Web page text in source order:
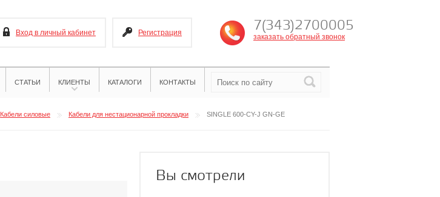
Вход в личный кабинет Регистрация 7(343)2700005
заказать обратный звонок
СТАТЬИ КЛИЕНТЫ КАТАЛОГИ КОНТАКТЫ
Кабели силовые Кабели для нестационарной прокладки SINGLE 600-CY-J GN-GE
Вы смотрели